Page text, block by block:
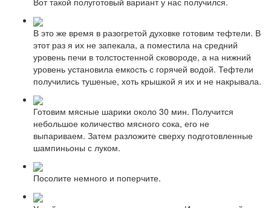
В это же время в разогретой духовке готовим тефтели. В
этот раз я их не запекала, а поместила на средний
уровень печи в толстостенной сковороде, а на нижний
уровень установила емкость с горячей водой. Тефтели
получились тушеные, хоть крышкой я их и не накрывала.
Готовим мясные шарики около 30 мин. Получится
небольшое количество мясного сока, его не
выпариваем. Затем разложите сверху подготовленные
шампиньоны с луком.
Посолите немного и поперчите.